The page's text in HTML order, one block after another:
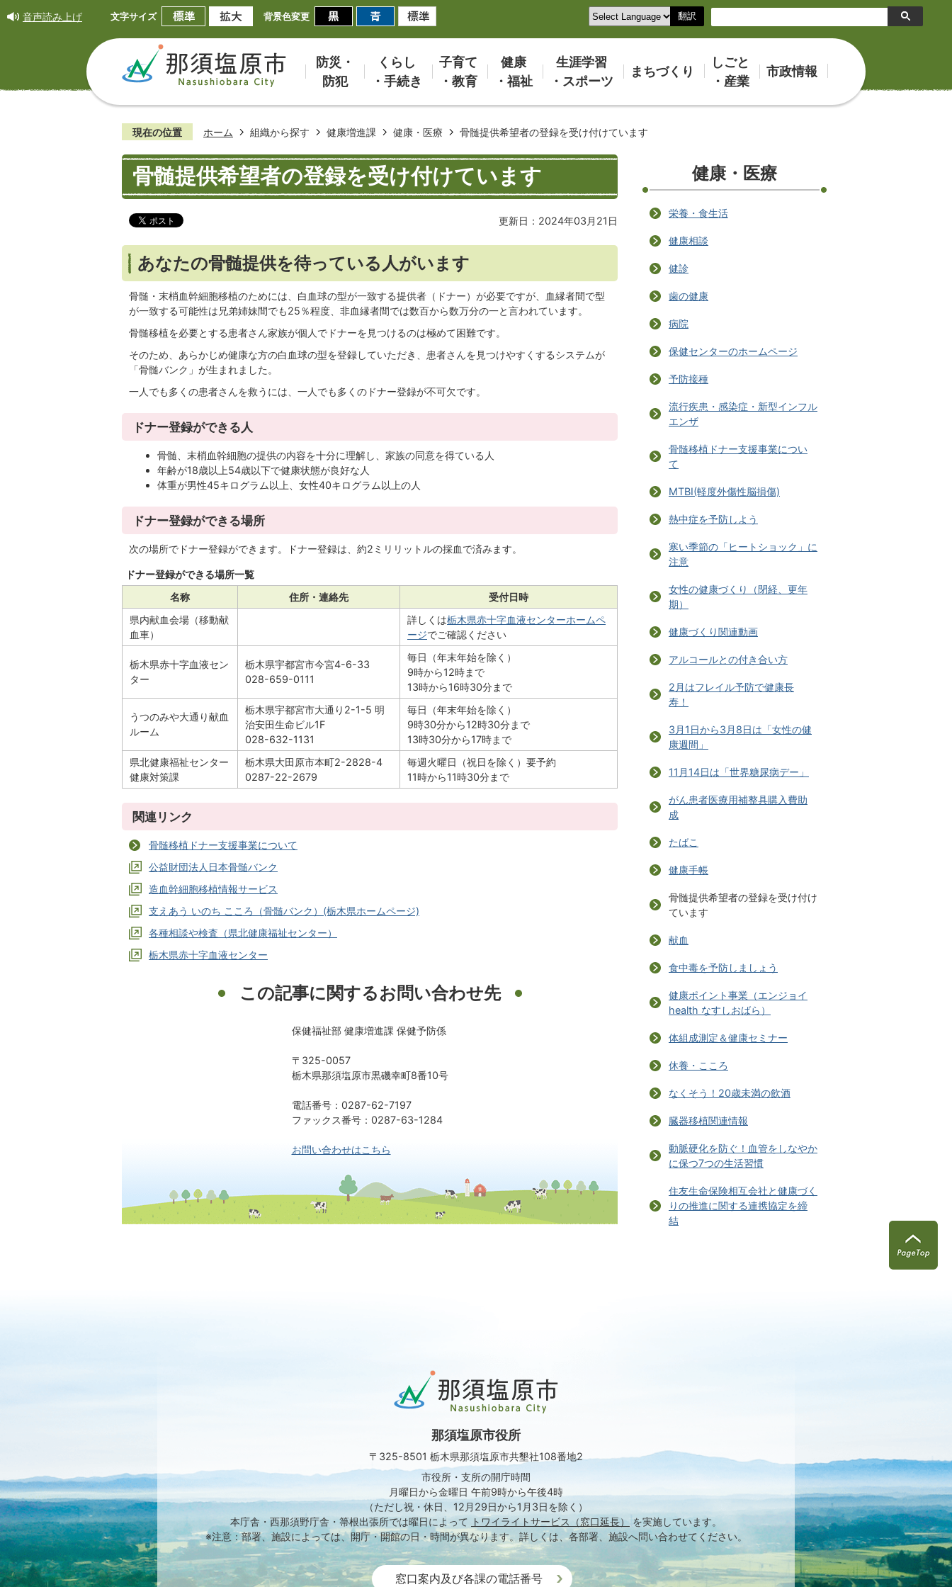
音声読み上げ 文字サイズ 背景色変更 翻訳
検
索
防災・
防犯
くらし
・手続き
子育て
・教育
健康
・福祉
生涯学習
・スポーツ
まちづくり
しごと
・産業
市政情報
現在の位置 ホーム 組織から探す 健康増進課 健康・医療 骨髄提供希望者の登録を受け付けています
骨髄提供希望者の登録を受け付けています
更新日：2024年03月21日
あなたの骨髄提供を待っている人がいます
骨髄・末梢血幹細胞移植のためには、白血球の型が一致する提供者（ドナー）が必要ですが、血縁者間で型
が一致する可能性は兄弟姉妹間でも25％程度、非血縁者間では数百から数万分の一と言われています。
骨髄移植を必要とする患者さん家族が個人でドナーを見つけるのは極めて困難です。
そのため、あらかじめ健康な方の白血球の型を登録していただき、患者さんを見つけやすくするシステムが
「骨髄バンク」が生まれました。
一人でも多くの患者さんを救うには、一人でも多くのドナー登録が不可欠です。
ドナー登録ができる人
骨髄、末梢血幹細胞の提供の内容を十分に理解し、家族の同意を得ている人
年齢が18歳以上54歳以下で健康状態が良好な人
体重が男性45キログラム以上、女性40キログラム以上の人
ドナー登録ができる場所
次の場所でドナー登録ができます。ドナー登録は、約2ミリリットルの採血で済みます。
ドナー登録ができる場所一覧
名称
住所・連絡先
受付日時
県内献血会場（移動献
血車）
詳しくは栃木県赤十字血液センターホームペ
ージでご確認ください
栃木県赤十字血液セン
ター
栃木県宇都宮市今宮4-6-33
028-659-0111
毎日（年末年始を除く）
9時から12時まで
13時から16時30分まで
うつのみや大通り献血
ルーム
栃木県宇都宮市大通り2-1-5 明
治安田生命ビル1F
028-632-1131
毎日（年末年始を除く）
9時30分から12時30分まで
13時30分から17時まで
県北健康福祉センター
健康対策課
栃木県大田原市本町2-2828-4
0287-22-2679
毎週火曜日（祝日を除く）要予約
11時から11時30分まで
関連リンク
骨髄移植ドナー支援事業について
公益財団法人日本骨髄バンク
造血幹細胞移植情報サービス
支えあう いのち こころ（骨髄バンク）(栃木県ホームページ)
各種相談や検査（県北健康福祉センター）
栃木県赤十字血液センター
この記事に関するお問い合わせ先
保健福祉部 健康増進課 保健予防係
〒325-0057
栃木県那須塩原市黒磯幸町8番10号
電話番号：0287-62-7197
ファックス番号：0287-63-1284
お問い合わせはこちら
健康・医療
栄養・食生活
健康相談
健診
歯の健康
病院
保健センターのホームページ
予防接種
流行疾患・感染症・新型インフル
エンザ
骨髄移植ドナー支援事業につい
て
MTBI(軽度外傷性脳損傷)
熱中症を予防しよう
寒い季節の「ヒートショック」に
注意
女性の健康づくり（閉経、更年
期）
健康づくり関連動画
アルコールとの付き合い方
2月はフレイル予防で健康長
寿！
3月1日から3月8日は「女性の健
康週間」
11月14日は「世界糖尿病デー」
がん患者医療用補整具購入費助
成
たばこ
健康手帳
骨髄提供希望者の登録を受け付け
ています
献血
食中毒を予防しましょう
健康ポイント事業（エンジョイ
health なすしおばら）
体組成測定＆健康セミナー
休養・こころ
なくそう！20歳未満の飲酒
臓器移植関連情報
動脈硬化を防ぐ！血管をしなやか
に保つ7つの生活習慣
住友生命保険相互会社と健康づく
りの推進に関する連携協定を締
結
須
塩
Nasushiobara
City
那須塩原市役所
〒325-8501 栃木県那須塩原市共墾社108番地2
市役所・支所の開庁時間
月曜日から金曜日 午前9時から午後4時
（ただし祝・休日、12月29日から1月3日を除く）
本庁舎・西那須野庁舎・箒根出張所では曜日によって トワイライトサービス（窓口延長）
を実施しています。
※注意：部署、施設によっては、開庁・開館の日・時間が異なります。 詳しくは、各部署、施設へ問い合わせてください。
窓口案内及び各課の電話番号